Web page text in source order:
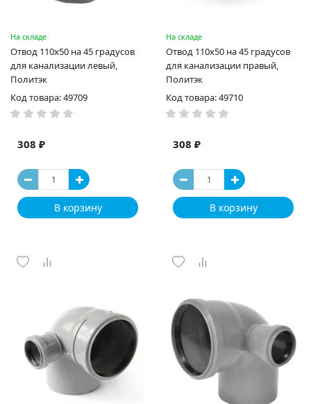
На складе
Отвод 110х50 на 45 градусов
для канализации левый,
Политэк
Код товара: 49709
308 ₽
В корзину
На складе
Отвод 110х50 на 45 градусов
для канализации правый,
Политэк
Код товара: 49710
308 ₽
В корзину